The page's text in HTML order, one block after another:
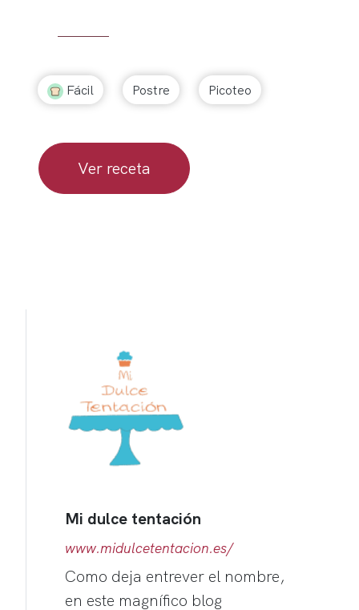
Fácil Postre Picoteo
Ver receta
Mi dulce tentación
www.midulcetentacion.es/
Como deja entrever el nombre,
en este magnífico blog